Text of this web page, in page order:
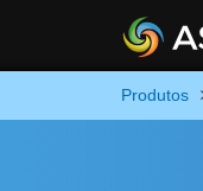
Produtos